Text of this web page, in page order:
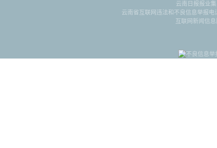
云南日报报业
云南省互联网违法和不良信息举报
互联网新闻信